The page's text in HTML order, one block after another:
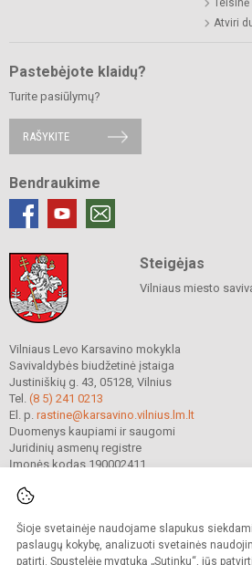
Šioje svetainėje naudojame slapukus
paslaugų kokybę, analizuoti svetainės
patirtį. Spustelėję mygtuką „Sutinku“, jūs
Atviri
Pastebėjote klaidų?
Turite pasiūlymų?
RAŠYKITE
Bendraukime
Steigėjas
Vilniaus miesto
Vilniaus Levo Karsavino mokykla
Savivaldybės biudžetinė įstaiga
Justiniškių g. 43, 05128, Vilnius
Tel. (8 5) 241 0213
El. p. rastine@karsavino.vilnius.lm.lt
Duomenys kaupiami ir saugomi
Juridinių asmenų registre
Įmonės kodas 190002411
© 2022. Vilniaus Levo Karsavino mokykla.
Kopijuoti turinį be raštiško gimnazijos